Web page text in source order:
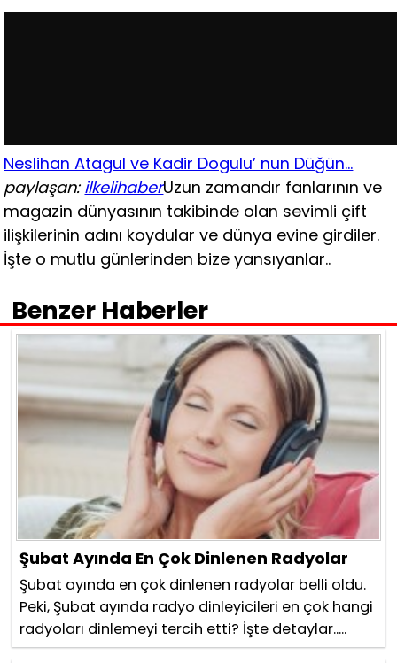
Neslihan Atagul ve Kadir Dogulu’ nun Düğün…
paylaşan: ilkelihaberUzun zamandır fanlarının ve
magazin dünyasının takibinde olan sevimli çift
ilişkilerinin adını koydular ve dünya evine girdiler.
İşte o mutlu günlerinden bize yansıyanlar..
Benzer Haberler
Şubat Ayında En Çok Dinlenen Radyolar
Şubat ayında en çok dinlenen radyolar belli oldu.
Peki, Şubat ayında radyo dinleyicileri en çok hangi
radyoları dinlemeyi tercih etti? İşte detaylar.....